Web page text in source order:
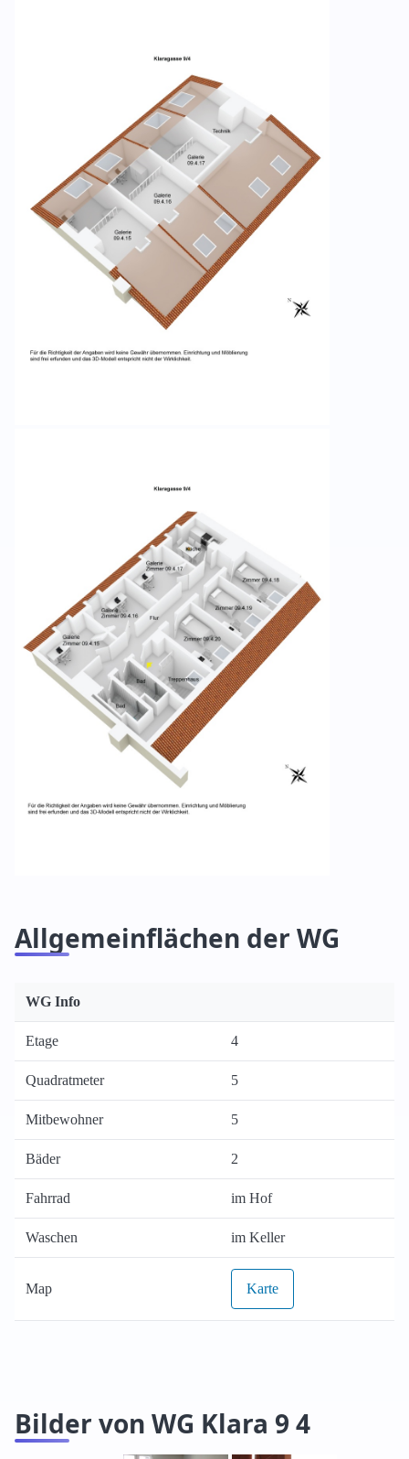
Allgemeinflächen der WG
WG Info
Etage 4
Quadratmeter 5
Mitbewohner 5
Bäder 2
Fahrrad im Hof
Waschen im Keller
Map Karte
Bilder von WG Klara 9 4